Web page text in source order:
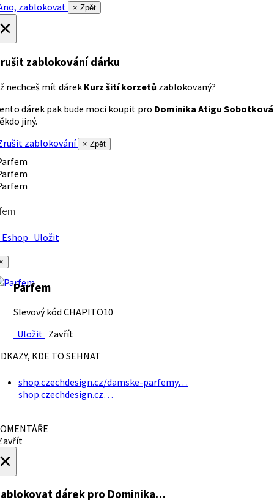
zablokovat
× Zpět
zablokování dárku
nechceš mít dárek Kurz šití korzetů zablokovaný?
dárek pak bude moci koupit pro Dominika Atigu Sobotková
jiný.
zablokování
× Zpět
Uložit
Parfem
Slevový kód CHAPITO10
Uložit Zavřít
KDE TO SEHNAT
shop.czechdesign.cz/damske-parfemy…
shop.czechdesign.cz…
dárek pro Dominika…